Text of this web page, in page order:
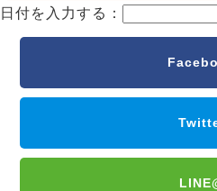
日付を入力する：